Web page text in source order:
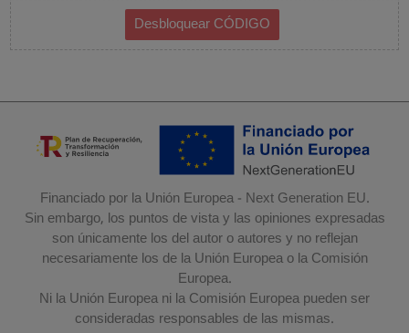
Financiado por la Unión Europea - Next Generation EU.
Sin embargo, los puntos de vista y las opiniones expresadas
son únicamente los del autor o autores y no reflejan
necesariamente los de la Unión Europea o la Comisión
Europea.
Ni la Unión Europea ni la Comisión Europea pueden ser
consideradas responsables de las mismas.